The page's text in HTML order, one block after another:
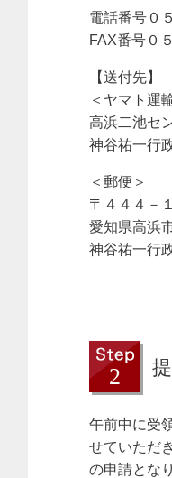
電話番号０
FAX番号０
【送付先】
＜ヤマト運
高浜二池セ
神谷祐一行
＜郵便＞
〒４４４－
愛知県高浜
神谷祐一行
午前中に受
せていただ
の申請とな